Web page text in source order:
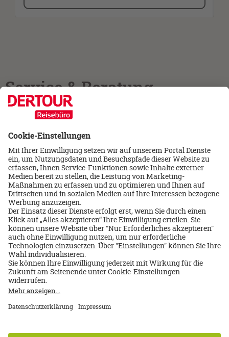
Service & Beratung
Newsletter
Erhalten Sie regelmäßig aktuelle Reiseangebote, tolle
Specials und attraktive Gewinnspiele.
JETZT ANMELDEN